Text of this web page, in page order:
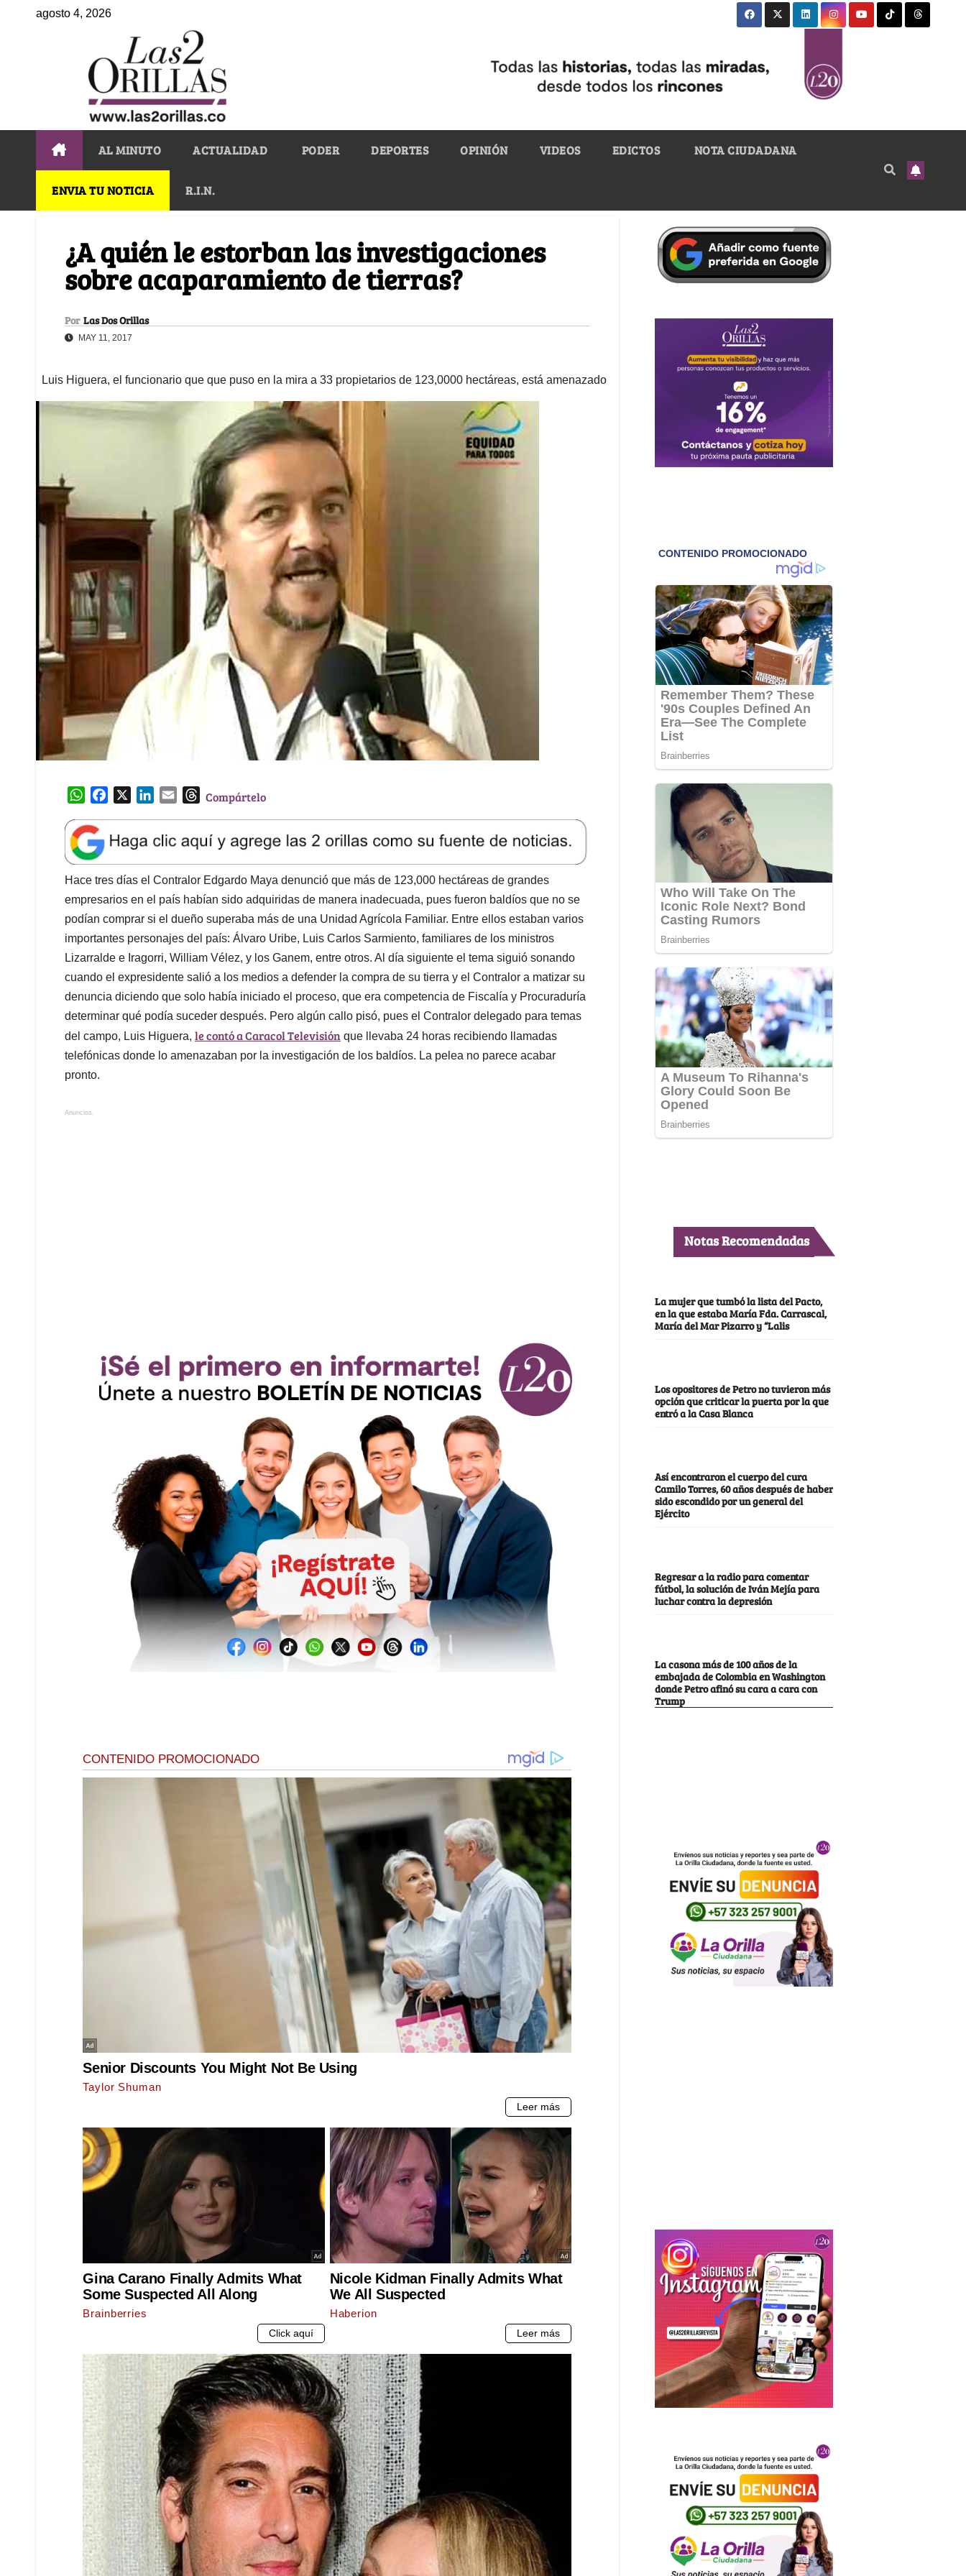
agosto 4, 2026
AL MINUTO ACTUALIDAD PODER DEPORTES OPINIÓN VIDEOS EDICTOS NOTA CIUDADANA
ENVIA TU NOTICIA R.I.N.
¿A quién le estorban las investigaciones
sobre acaparamiento de tierras?
Por Las Dos Orillas
MAY 11, 2017
Luis Higuera, el funcionario que que puso en la mira a 33 propietarios de 123,0000 hectáreas, está amenazado
W
a
t
s
A
p
p
e
b
o
o
k
k
e
d
I
n
l
T
e
a
d
s
Compártelo
Hace tres días el Contralor Edgardo Maya denunció que más de 123,000 hectáreas de grandes
empresarios en el país habían sido adquiridas de manera inadecuada, pues fueron baldíos que no se
podían comprar si el dueño superaba más de una Unidad Agrícola Familiar. Entre ellos estaban varios
importantes personajes del país: Álvaro Uribe, Luis Carlos Sarmiento, familiares de los ministros
Lizarralde e Iragorri, William Vélez, y los Ganem, entre otros. Al día siguiente el tema siguió sonando
cuando el expresidente salió a los medios a defender la compra de su tierra y el Contralor a matizar su
denuncia diciendo que solo había iniciado el proceso, que era competencia de Fiscalía y Procuraduría
determinar qué podía suceder después. Pero algún callo pisó, pues el Contralor delegado para temas
del campo, Luis Higuera, le contó a Caracol Televisión que llevaba 24 horas recibiendo llamadas
telefónicas donde lo amenazaban por la investigación de los baldíos. La pelea no parece acabar
pronto.
Anuncios.
Notas Recomendadas
La mujer que tumbó la lista del Pacto,
en la que estaba María Fda. Carrascal,
María del Mar Pizarro y “Lalis
Los opositores de Petro no tuvieron más
opción que criticar la puerta por la que
entró a la Casa Blanca
Así encontraron el cuerpo del cura
Camilo Torres, 60 años después de haber
sido escondido por un general del
Ejército
Regresar a la radio para comentar
fútbol, la solución de Iván Mejía para
luchar contra la depresión
La casona más de 100 años de la
embajada de Colombia en Washington
donde Petro afinó su cara a cara con
Trump